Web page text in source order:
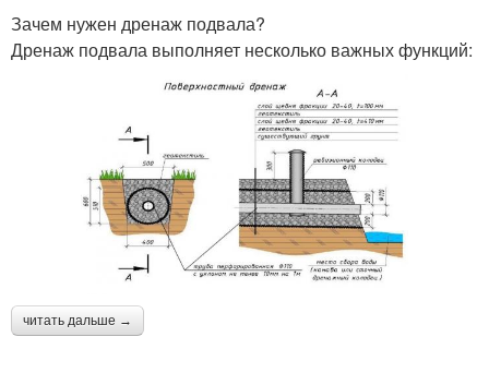
Зачем нужен дренаж подвала?
Дренаж подвала выполняет несколько важных функций:
читать дальше →